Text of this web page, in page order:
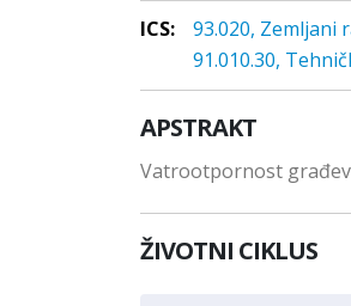
ICS:
93.020, Zemljani
91.010.30,
APSTRAKT
Vatrootpornost
ŽIVOTNI CIKLUS